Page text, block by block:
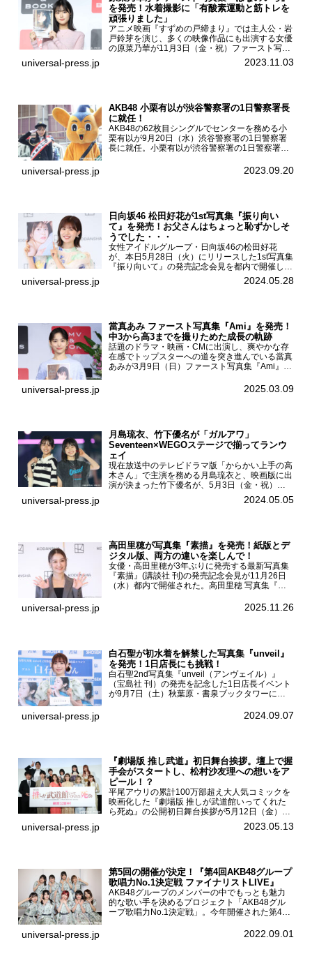
を発売！水着撮影に「有酸素運動と筋トレを
頑張りました」
アニメ映画『すずめの戸締まり』では主人公・岩
戸鈴芽を演じ、多くの映像作品にも出演する女優
の原菜乃華が11月3日（金・祝）ファースト写真
集『はなのいろ』発売記念イベントを
HMV&BOOKS SHIBUYAで開催した。原菜乃華フ
universal-press.jp 2023.11.03
AKB48 小栗有以が渋谷警察署の1日警察署長
に就任！
AKB48の62枚目シングルでセンターを務める小
栗有以が9月20日（水）渋谷警察署の1日警察署
長に就任。小栗有以が渋谷警察署の1日警察署長
での10日間実施される令和5年 秋の全国交通安全
universal-press.jp 2023.09.20
日向坂46 松田好花が1st写真集『振り向い
て』を発売！お父さんはちょっと恥ずかしそ
うでした・・・
女性アイドルグループ・日向坂46の松田好花
が、本日5月28日（火）にリリースした1st写真集
『振り向いて』の発売記念会見を都内で開催し
た。日向坂46 松田好花1st写真集『振り向いて』
発売記念会見写真集では日向坂46の松田好花を
universal-press.jp 2024.05.28
當真あみ ファースト写真集『Ami』を発売！
中3から高3までを撮りためた成長の軌跡
話題のドラマ・映画・CMに出演し、爽やかな存
在感でトップスターへの道を突き進んでいる當真
あみが3月9日（日）ファースト写真集『Ami』
BOOKS SHIBUYAで開催した。當真あみファース
universal-press.jp 2025.03.09
月島琉衣、竹下優名が「ガルアワ」
Seventeen×WEGOステージで揃ってランウ
ェイ
現在放送中のテレビドラマ版「からかい上手の高
木さん」で主演を務める月島琉衣と、映画版に出
演が決まった竹下優名が、5月3日（金・祝）東
京・国立代々木競技場第一体育館で開催されたフ
ァッション&音楽イベント『Rakuten GirlsAward
universal-press.jp 2024.05.05
高田里穂が写真集『素描』を発売！紙版とデ
ジタル版、両方の違いを楽しんで！
女優・高田里穂が3年ぶりに発売する最新写真集
『素描』(講談社 刊)の発売記念会見が11月26日
（水）都内で開催された。高田里穂 写真集『素
あなたです』(読売テレビ)に出演するなど女優と
universal-press.jp 2025.11.26
白石聖が初水着を解禁した写真集『unveil』
を発売！1日店長にも挑戦！
白石聖2nd写真集『unveil（アンヴェイル）』
（宝島社 刊）の発売を記念した1日店長イベント
が9月7日（土）秋葉原・書泉ブックタワーにて
を記念し1日店長イベントを開催した本写真集は
universal-press.jp 2024.09.07
『劇場版 推し武道』初日舞台挨拶。壇上で握
手会がスタートし、松村沙友理への想いをア
ピール！？
平尾アウリの累計100万部超え大人気コミックを
映画化した『劇場版 推しが武道館いってくれた
ら死ぬ』の公開初日舞台挨拶が5月12日（金）新
宿バルト9で開催され、出演者の松村沙友理、中
村里帆、MOMO(@onefive)、KANO(@onefi...
universal-press.jp 2023.05.13
第5回の開催が決定！『第4回AKB48グループ
歌唱力No.1決定戦 ファイナリストLIVE』
AKB48グループのメンバーの中でもっとも魅力
的な歌い手を決めるプロジェクト「AKB48グル
ープ歌唱力No.1決定戦」。今年開催された第4回
る一夜限りのライブイベント「ファイナリスト
universal-press.jp 2022.09.01